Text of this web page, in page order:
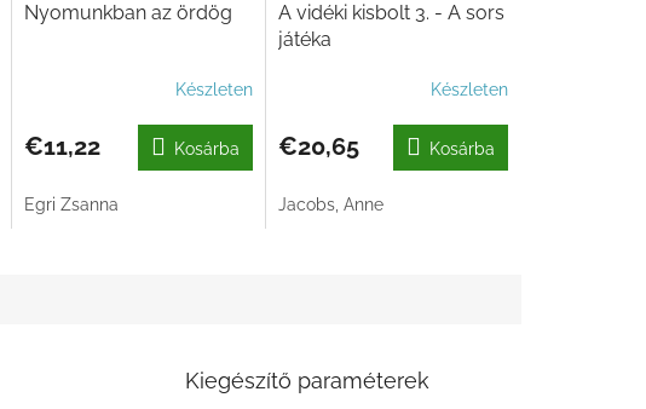
Nyomunkban az ördög
Készleten
€11,22 Kosárba
Egri Zsanna
A vidéki kisbolt 3. - A sors
játéka
Készleten
€20,65 Kosárba
Jacobs, Anne
Kiegészítő paraméterek